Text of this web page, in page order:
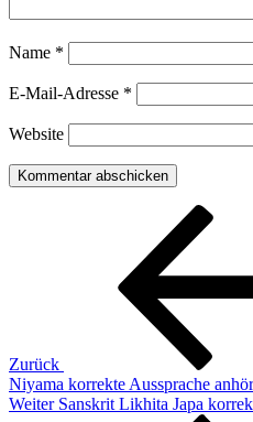
Name *
E-Mail-Adresse *
Website
Beitragsnavigation
Zurück
Niyama korrekte Aussprache
Nächster
Weiter Sanskrit Likhita Japa